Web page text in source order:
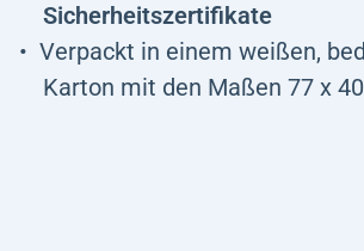
Sicherheitszertifikate
Verpackt in einem weißen,
Karton mit den Maßen 77 x